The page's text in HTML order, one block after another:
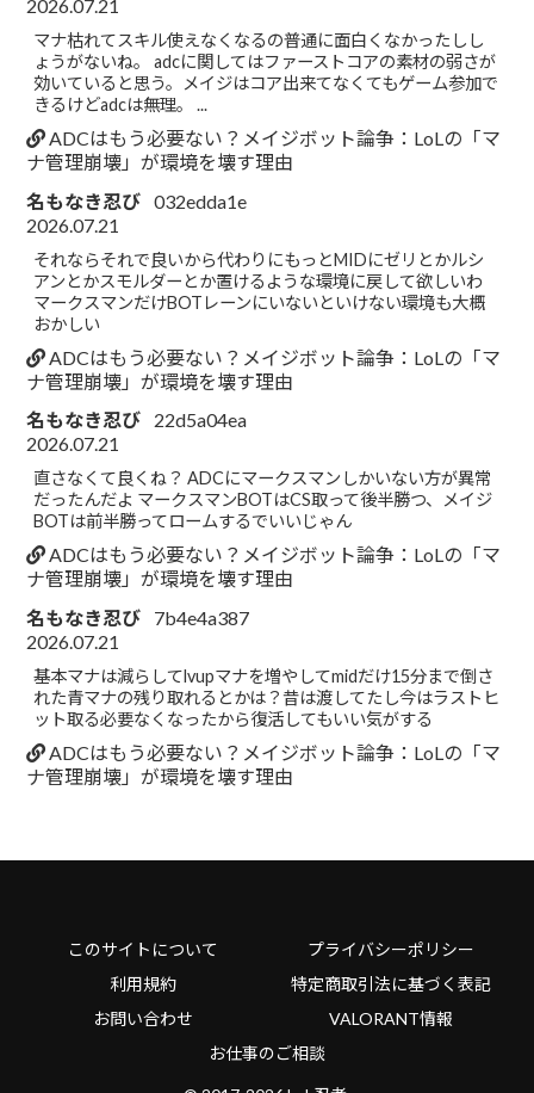
2026.07.21
マナ枯れてスキル使えなくなるの普通に面白くなかったしし
ょうがないね。 adcに関してはファーストコアの素材の弱さが
効いていると思う。メイジはコア出来てなくてもゲーム参加で
きるけどadcは無理。 ...
ADCはもう必要ない？メイジボット論争：LoLの「マ
ナ管理崩壊」が環境を壊す理由
名もなき忍び 032edda1e
2026.07.21
それならそれで良いから代わりにもっとMIDにゼリとかルシ
アンとかスモルダーとか置けるような環境に戻して欲しいわ
マークスマンだけBOTレーンにいないといけない環境も大概
おかしい
ADCはもう必要ない？メイジボット論争：LoLの「マ
ナ管理崩壊」が環境を壊す理由
名もなき忍び
22d5a04ea
2026.07.21
直さなくて良くね？ ADCにマークスマンしかいない方が異常
だったんだよ マークスマンBOTはCS取って後半勝つ、メイジ
BOTは前半勝ってロームするでいいじゃん
ADCはもう必要ない？メイジボット論争：LoLの「マ
ナ管理崩壊」が環境を壊す理由
名もなき忍び
7b4e4a387
2026.07.21
基本マナは減らしてlvupマナを増やしてmidだけ15分まで倒さ
れた青マナの残り取れるとかは？昔は渡してたし今はラストヒ
ット取る必要なくなったから復活してもいい気がする
ADCはもう必要ない？メイジボット論争：LoLの「マ
ナ管理崩壊」が環境を壊す理由
このサイトについて
プライバシーポリシー
利用規約
特定商取引法に基づく表記
お問い合わせ
VALORANT情報
お仕事のご相談